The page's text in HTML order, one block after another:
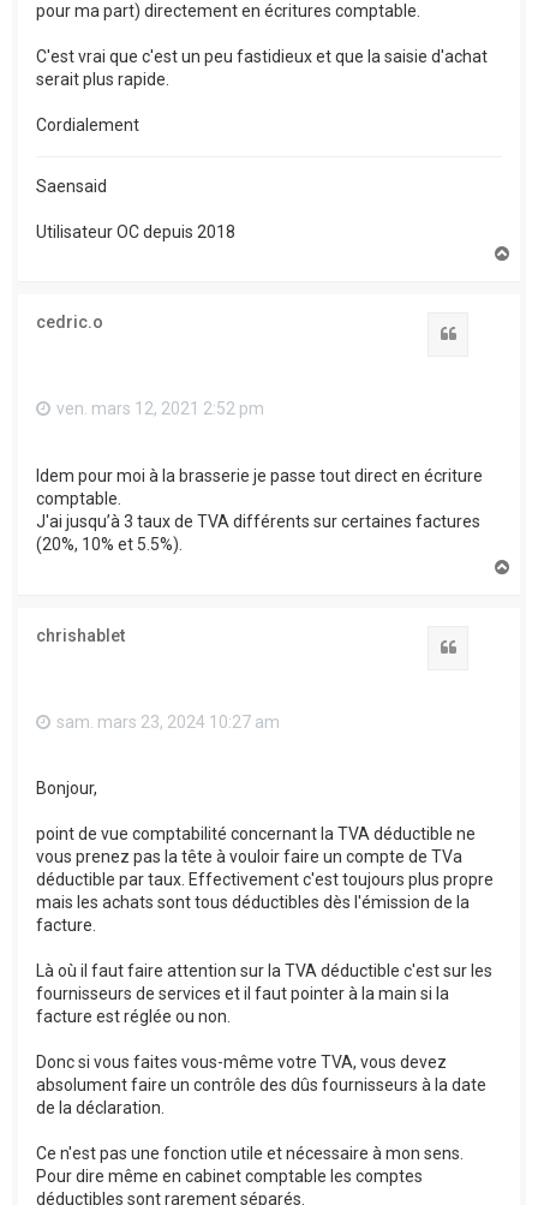
pour ma part) directement en écritures comptable.
C'est vrai que c'est un peu fastidieux et que la saisie d'achat
serait plus rapide.
Cordialement
Saensaid
Utilisateur OC depuis 2018
cedric.o
ven. mars 12, 2021 2:52 pm
Idem pour moi à la brasserie je passe tout direct en écriture
comptable.
J'ai jusqu’à 3 taux de TVA différents sur certaines factures
(20%, 10% et 5.5%).
chrishablet
sam. mars 23, 2024 10:27 am
Bonjour,
point de vue comptabilité concernant la TVA déductible ne
vous prenez pas la tête à vouloir faire un compte de TVa
déductible par taux. Effectivement c'est toujours plus propre
mais les achats sont tous déductibles dès l'émission de la
facture.
Là où il faut faire attention sur la TVA déductible c'est sur les
fournisseurs de services et il faut pointer à la main si la
facture est réglée ou non.
Donc si vous faites vous-même votre TVA, vous devez
absolument faire un contrôle des dûs fournisseurs à la date
de la déclaration.
Ce n'est pas une fonction utile et nécessaire à mon sens.
Pour dire même en cabinet comptable les comptes
déductibles sont rarement séparés.